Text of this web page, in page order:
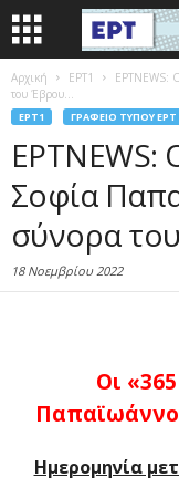
Αρχική EΡΤ1
ΕΡΤNEWS:
του Έβρου...
EΡΤ1 ΓΡΑΦΕΊΟ ΤΎΠΟΥ ΕΡΤ
ΕΡΤNEWS:
Σοφία
σύνορα
18 Νοεμβρίου 2022
Οι
Ημερομηνία